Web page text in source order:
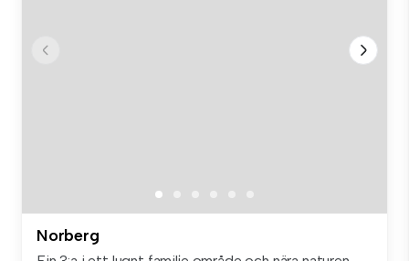
Norberg